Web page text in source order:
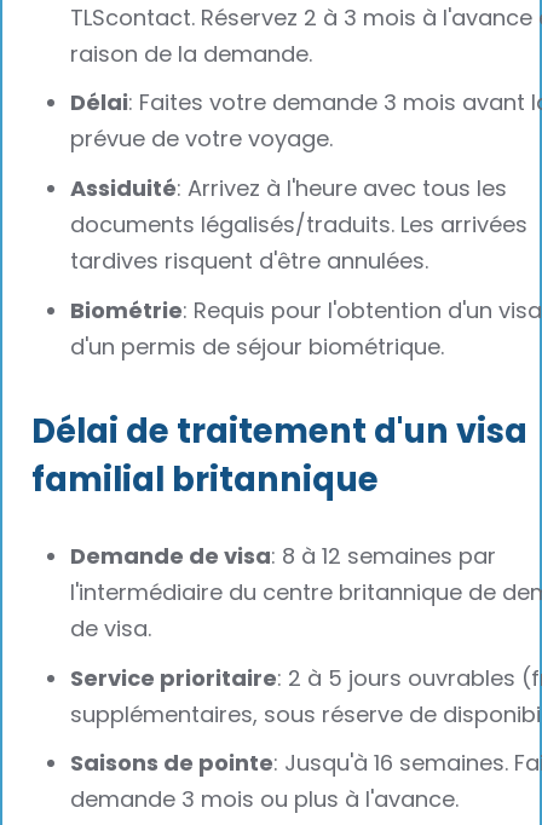
TLScontact. Réservez 2 à 3 mois à l'avance
raison de la demande.
Délai: Faites votre demande 3 mois avant
prévue de votre voyage.
Assiduité: Arrivez à l'heure avec tous les
documents légalisés/traduits. Les arrivées
tardives risquent d'être annulées.
Biométrie: Requis pour l'obtention d'un
d'un permis de séjour biométrique.
Délai de traitement d'un visa
familial britannique
Demande de visa: 8 à 12 semaines par
l'intermédiaire du centre britannique de
de visa.
Service prioritaire: 2 à 5 jours ouvrables
supplémentaires, sous réserve de
Saisons de pointe: Jusqu'à 16 semaines.
demande 3 mois ou plus à l'avance.